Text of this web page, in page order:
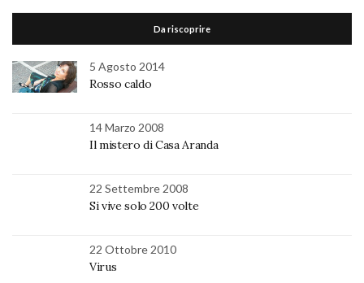
Da riscoprire
5 Agosto 2014
Rosso caldo
14 Marzo 2008
Il mistero di Casa Aranda
22 Settembre 2008
Si vive solo 200 volte
22 Ottobre 2010
Virus